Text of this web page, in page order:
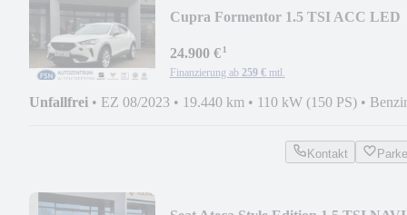
Cupra Formentor 1.5 TSI ACC LED
24.900 €¹
Finanzierung ab 259 € mtl.
Unfallfrei • EZ 08/2023 • 19.440 km • 110 kW (150 PS) •
Kontakt